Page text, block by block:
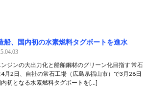
船、国内初の水素燃料タグボートを進水
ジンの大出力化と船舶鋼材のグリーン化目指す 常石
月2日、自社の常石工場（広島県福山市）で3月28日
内初となる水素燃料タグボートを[…]